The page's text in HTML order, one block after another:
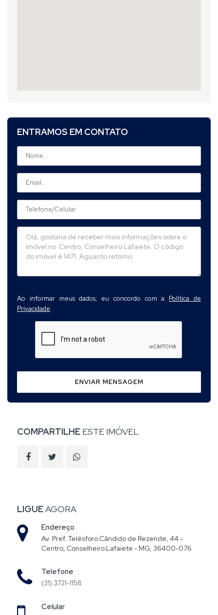
ENTRAMOS EM CONTATO
Ao informar meus dados, eu concordo com a Política de
Privacidade.
ENVIAR MENSAGEM
COMPARTILHE ESTE IMÓVEL
LIGUEAGORA
Endereço
Av. Pref. Telésforo Cândido de Rezende, 44 -
Centro, Conselheiro Lafaiete - MG, 36400-076
Telefone
(31) 3721-1158
Celular